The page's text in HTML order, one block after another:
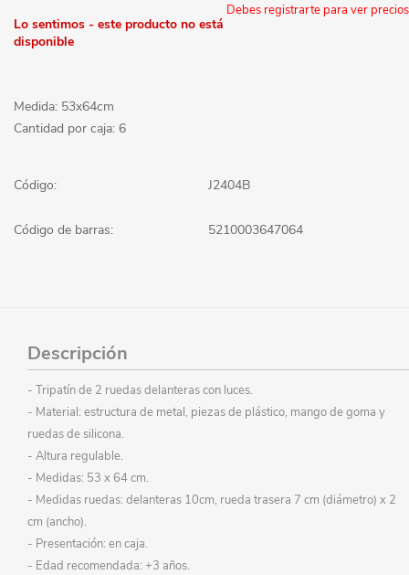
Debes registrarte para ver precios
Lo sentimos - este producto no está
disponible
Medida: 53x64cm
Cantidad por caja: 6
Código: J2404B
Código de barras: 5210003647064
Descripción
- Tripatín de 2 ruedas delanteras con luces.
- Material: estructura de metal, piezas de plástico, mango de goma y
ruedas de silicona.
- Altura regulable.
- Medidas: 53 x 64 cm.
- Medidas ruedas: delanteras 10cm, rueda trasera 7 cm (diámetro) x 2
cm (ancho).
- Presentación: en caja.
- Edad recomendada: +3 años.